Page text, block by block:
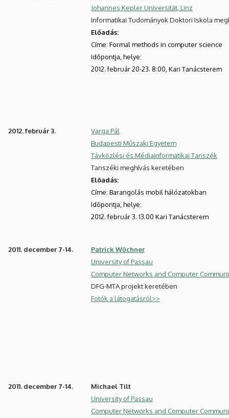
Johannes Kepler Universität, Linz
Informatikai Tudományok Doktori Iskola
Előadás:
Címe: Formal methods in computer science
Időpontja, helye:
2012. február 20-23. 8:00, Kari Tanácsterem
2012. február 3.
Varga Pál
Budapesti Műszaki Egyetem
Távközlési és Médiainformatikai Tanszék
Tanszéki meghívás keretében
Elõadás:
Címe: Barangolás mobil hálózatokban
Idõpontja, helye:
2012. február 3. 13.00 Kari Tanácsterem
2011. december 7-14.
Patrick Wüchner
University of Passau
Computer Networks and Computer
DFG-MTA projekt keretében
Fotók a látogatásról>>
2011. december 7-14.
Michael Tilt
University of Passau
Computer Networks and Computer